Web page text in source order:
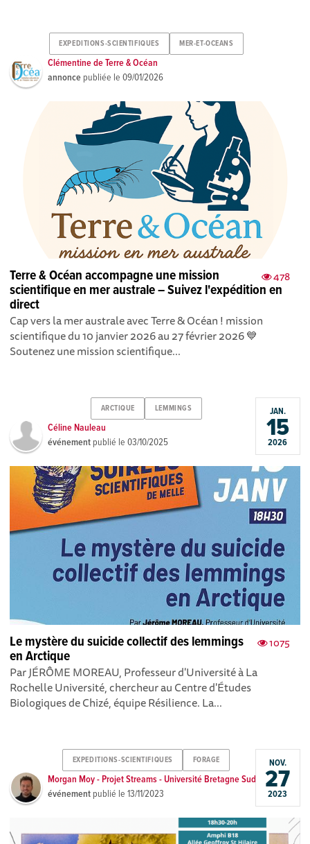
EXPEDITIONS-SCIENTIFIQUES MER-ET-OCEANS
Clémentine de Terre & Océan
annonce publiée le09/01/2026
478
Terre & Océan accompagne une mission
scientifique en mer australe – Suivez l'expédition en
direct
Cap vers la mer australe avec Terre & Océan ! mission
scientifique du 10 janvier 2026 au 27 février 2026 💙
Soutenez une mission scientifique...
ARCTIQUE LEMMINGS
Céline Nauleau
événement publié le03/10/2025
JAN.
15
2026
1075
Le mystère du suicide collectif des lemmings
en Arctique
Par JÉRÔME MOREAU, Professeur d'Université à La
Rochelle Université , chercheur au Centre d'Études
Biologiques de Chizé , équipe Résilience. La...
EXPEDITIONS-SCIENTIFIQUES FORAGE
Morgan Moy - Projet Streams - Université Bretagne Sud
événement publié le13/11/2023
NOV.
27
2023